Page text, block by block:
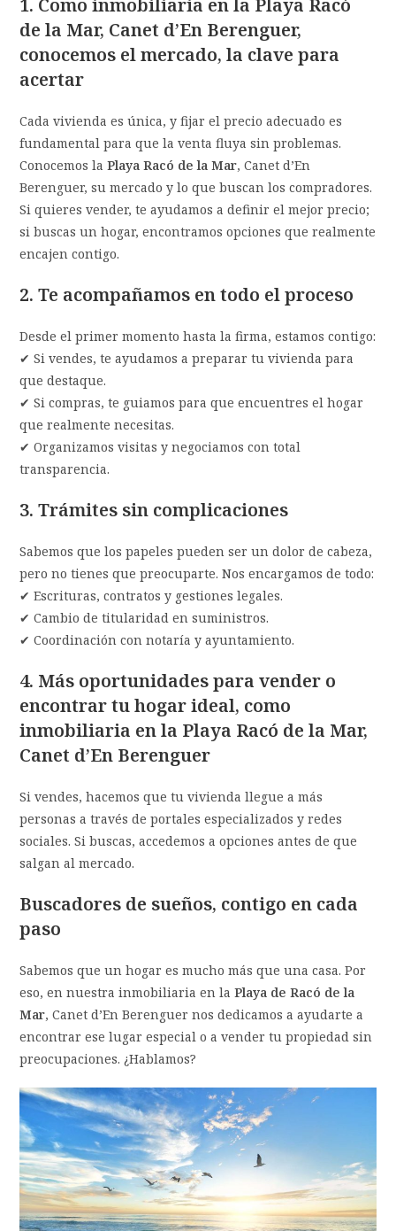
de la Mar, Canet d’En Berenguer,
conocemos el mercado, la clave para
acertar
Cada vivienda es única, y fijar el precio adecuado es
fundamental para que la venta fluya sin problemas.
Conocemos laPlayaRacó de la Mar, Canet d’En
Berenguer, su mercado y lo que buscan los compradores.
Si quieres vender, te ayudamos a definir el mejor precio;
si buscas un hogar, encontramos opciones que realmente
encajen contigo.
2. Te acompañamos en todo el proceso
Desde el primer momento hasta la firma, estamos contigo:
✔ Si vendes, te ayudamos a preparar tu vivienda para
que destaque.
✔ Si compras, te guiamos para que encuentres el hogar
que realmente necesitas.
✔ Organizamos visitas y negociamos con total
transparencia.
3. Trámites sin complicaciones
Sabemos que los papeles pueden ser un dolor de cabeza,
pero no tienes que preocuparte. Nos encargamos de todo:
✔ Escrituras, contratos y gestiones legales.
✔ Cambio de titularidad en suministros.
✔ Coordinación con notaría y ayuntamiento.
4. Más oportunidades para vender o
encontrar tu hogar ideal, como
inmobiliaria en la Playa Racó de la Mar,
Canet d’En Berenguer
Si vendes, hacemos que tu vivienda llegue a más
personas a través de portales especializados y redes
sociales. Si buscas, accedemos a opciones antes de que
salgan al mercado.
Buscadores de sueños, contigo en cada
paso
Sabemos que un hogar es mucho más que una casa. Por
eso, en nuestra inmobiliaria en laPlaya deRacó de la
Mar, Canet d’En Berenguer nos dedicamos a ayudarte a
encontrar ese lugar especial o a vender tu propiedad sin
preocupaciones. ¿Hablamos?